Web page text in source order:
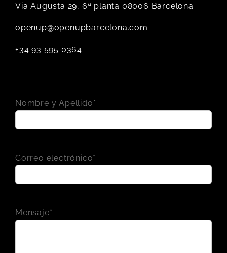
Via Augusta 29, 6ª planta 08006 Barcelona
openup@openupbarcelona.com
+34 93 595 0364
Nombre y Apellido*
Correo electrónico*
Mensaje*